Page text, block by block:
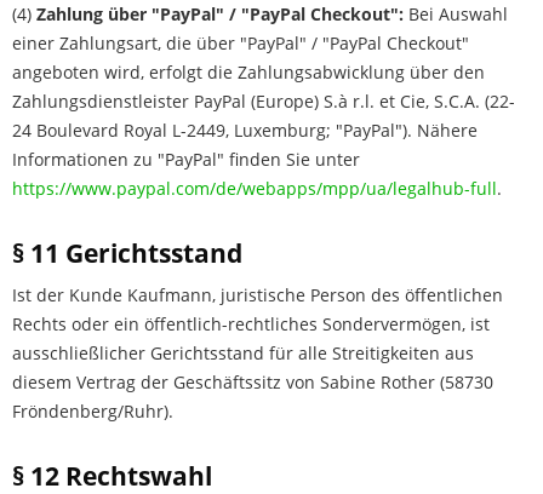
(4) Zahlung über "PayPal" / "PayPal Checkout": Bei Auswahl
einer Zahlungsart, die über "PayPal" / "PayPal Checkout"
angeboten wird, erfolgt die Zahlungsabwicklung über den
Zahlungsdienstleister PayPal (Europe) S.à r.l. et Cie, S.C.A. (22-
24 Boulevard Royal L-2449, Luxemburg; "PayPal"). Nähere
Informationen zu "PayPal" finden Sie unter
https://www.paypal.com/de/webapps/mpp/ua/legalhub-full.
§ 11 Gerichtsstand
Ist der Kunde Kaufmann, juristische Person des öffentlichen
Rechts oder ein öffentlich-rechtliches Sondervermögen, ist
ausschließlicher Gerichtsstand für alle Streitigkeiten aus
diesem Vertrag der Geschäftssitz von Sabine Rother (58730
Fröndenberg/Ruhr).
§ 12 Rechtswahl